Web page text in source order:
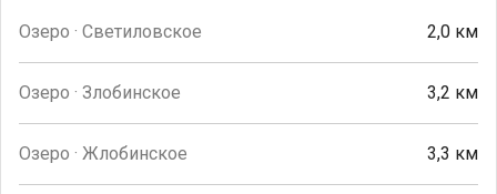
Озеро · Светиловское 2,0 км
Озеро · Злобинское 3,2 км
Озеро · Жлобинское 3,3 км